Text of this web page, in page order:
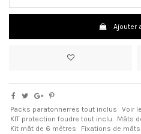
Ajouter
Packs paratonnerres tout inclus
Voir
KIT protection foudre tout inclu
Mâts
Kit mât de 6 mètres
Fixations de mâts